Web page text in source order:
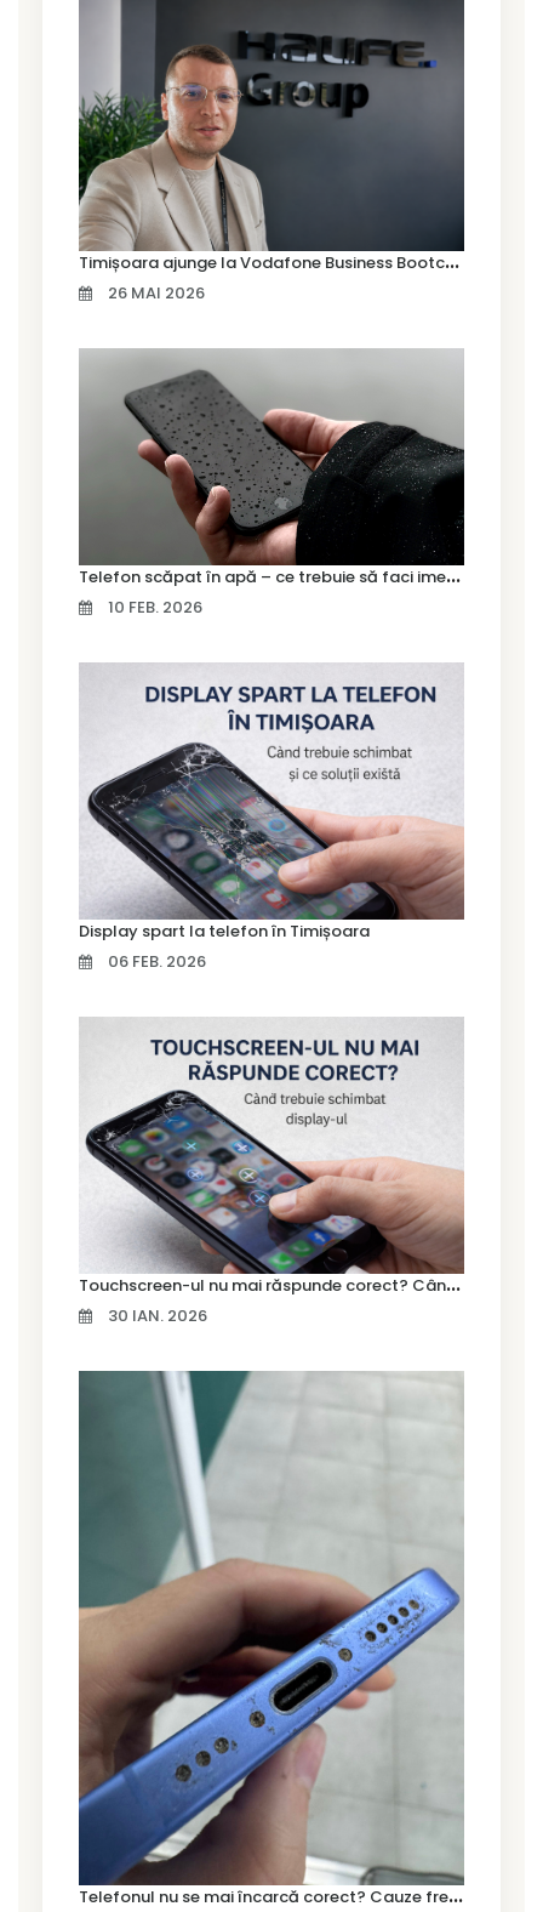
T
imișoara ajunge la Vodafone Business Bootcamp prin Marius Cermian de la Armour România
26 MAI 2026
T
elefon scăpat în apă – ce trebuie să faci imediat și ce greșeli să eviți
10 FEB. 2026
Display spart la telefon în Timișoara
06 FEB. 2026
T
ouchscreen-ul nu mai răspunde corect? Când trebuie schimbat display-ul
30 IAN. 2026
T
elefonul nu se mai încarcă corect? Cauze frecvente și soluții la service în Timișoara